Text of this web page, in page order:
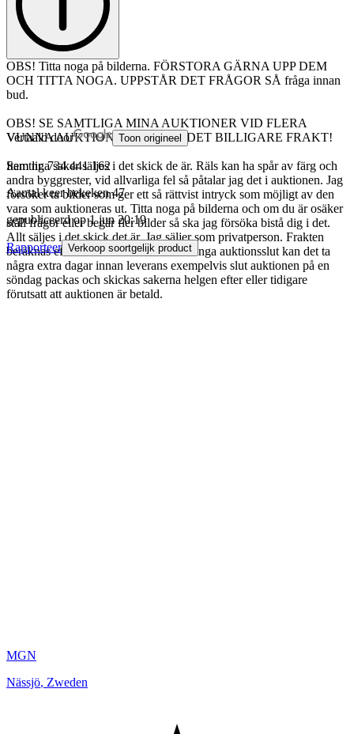
OBS! Titta noga på bilderna. FÖRSTORA GÄRNA UPP DEM
OCH TITTA NOGA. UPPSTÅR DET FRÅGOR SÅ fråga innan
bud.
OBS! SE SAMTLIGA MINA AUKTIONER VID FLERA
VUNNA AUKTIONER SÅ BLIR DET BILLIGARE FRAKT!
Samtliga saker säljes i det skick de är. Räls kan ha spår av färg och
andra byggrester, vid allvarliga fel så påtalar jag det i auktionen. Jag
försöker ta bilder som ger ett så rättvist intryck som möjligt av den
vara som auktioneras ut. Titta noga på bilderna och om du är osäker
ställ frågor eller begär fler bilder så ska jag försöka bistå dig i det.
Allt säljes i det skick det är. Jag säljer som privatperson. Frakten
beräknas efter vikt och storlek. Vid många auktionsslut kan det ta
några extra dagar innan leverans exempelvis slut auktionen på en
söndag packas och skickas sakerna helgen efter eller tidigare
förutsatt att auktionen är betald.
Vertaald door Toon origineel
Item nr. 734 441 162
Aantal keer bekeken 47
gepubliceerd op 1 jun 20:19
Rapporteer Verkoop soortgelijk product
MGN
Nässjö, Zweden